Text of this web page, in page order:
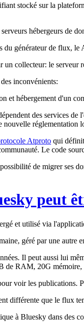
stocké sur la
hébergeurs de
du générateur de flux, le
un collecteur: le serveur
inconvénients:
et hébergement d'un
des services
Atproto qui
Le code
de migrer ses
peut
et utilisé via
, géré par une autre
Il peut aussi lui
de RAM, 20G
voir les publications.
différente que le flux
à Bluesky dans des